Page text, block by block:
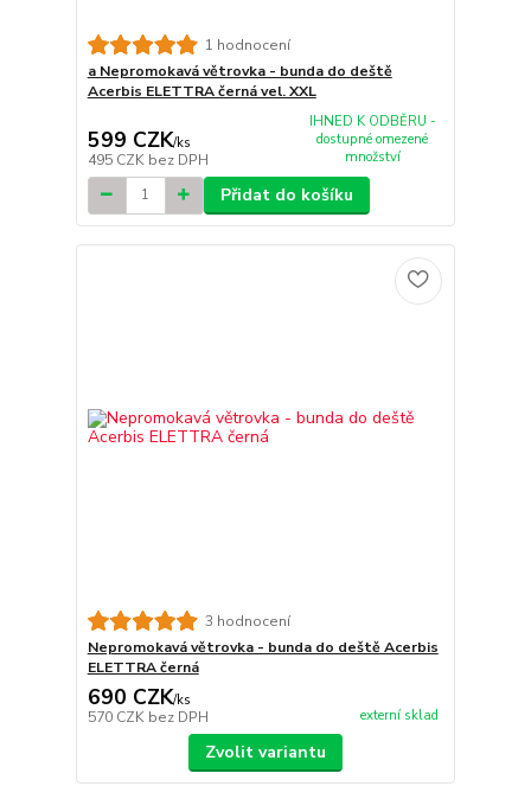
1 hodnocení
a Nepromokavá větrovka - bunda do deště
Acerbis ELETTRA černá vel. XXL
599 CZK/ks
495 CZK bez DPH
IHNED K ODBĚRU -
dostupné omezené
množství
Přidat do košíku
3 hodnocení
Nepromokavá větrovka - bunda do deště Acerbis
ELETTRA černá
690 CZK/ks
570 CZK bez DPH externí sklad
Zvolit variantu